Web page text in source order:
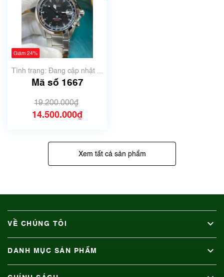
Giảm 24%
Tình trạng: Đang cập nhật ...
Mã số 1667
19.200.000₫
14.500.000₫
Xem tất cả sản phẩm
VỀ CHÚNG TÔI
DANH MỤC SẢN PHẨM